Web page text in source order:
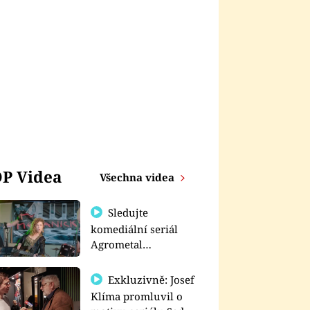
Videa Všechna videa
Sledujte
komediální seriál
Agrometal
prima+
Exkluzivně: Josef
Klíma promluvil o